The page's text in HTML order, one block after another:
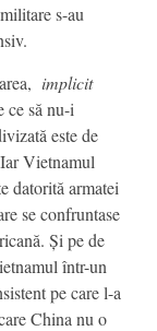
s-au
implicit
ce să nu-i
este de
Vietnamul
datorită armatei
se confruntase
Și pe de
într-un
pe care l-a
China nu o